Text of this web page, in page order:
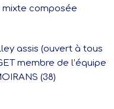
composée
assis (ouvert à tous
membre de l’équipe
(38)